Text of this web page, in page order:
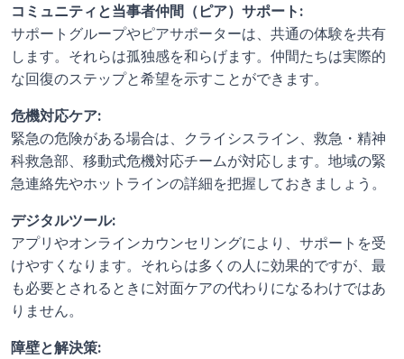
コミュニティと当事者仲間（ピア）サポート:
サポートグループやピアサポーターは、共通の体験を共有
します。それらは孤独感を和らげます。仲間たちは実際的
な回復のステップと希望を示すことができます。
危機対応ケア:
緊急の危険がある場合は、クライシスライン、救急・精神
科救急部、移動式危機対応チームが対応します。地域の緊
急連絡先やホットラインの詳細を把握しておきましょう。
デジタルツール:
アプリやオンラインカウンセリングにより、サポートを受
けやすくなります。それらは多くの人に効果的ですが、最
も必要とされるときに対面ケアの代わりになるわけではあ
りません。
障壁と解決策: